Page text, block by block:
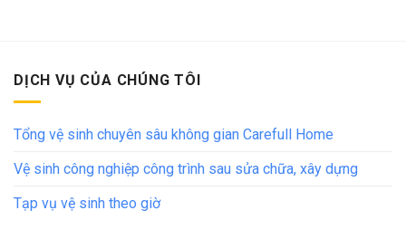
DỊCH VỤ CỦA CHÚNG TÔI
Tổng vệ sinh chuyên sâu không gian Carefull Home
Vệ sinh công nghiệp công trình sau sửa chữa, xây dựng
Tạp vụ vệ sinh theo giờ